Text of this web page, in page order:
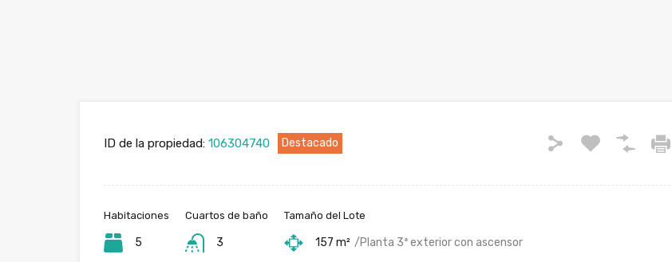
ID de la propiedad: 106304740 Destacado
Habitaciones
5
Cuartos de baño
3
Tamaño del Lote
157 m² /Planta 3ª exterior con ascensor